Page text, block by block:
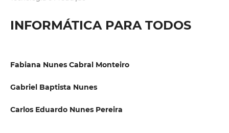
INFORMÁTICA PARA TODOS
Fabiana Nunes Cabral Monteiro
Gabriel Baptista Nunes
Carlos Eduardo Nunes Pereira